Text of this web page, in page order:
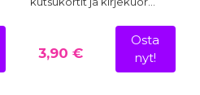
3,90 €
Osta
nyt!